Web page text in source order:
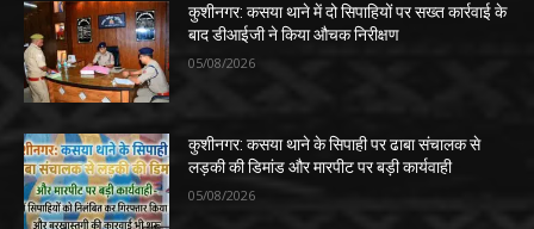
कुशीनगर: कसया थाने में दो सिपाहियों पर सख्त कार्रवाई के
बाद डीआईजी ने किया औचक निरीक्षण
05/08/2026
कुशीनगर: कसया थाने के सिपाही पर ढाबा संचालक से
लड़की की डिमांड और मारपीट पर बड़ी कार्यवाही
05/08/2026